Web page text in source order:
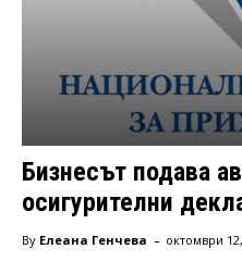
Бизнесът подава
осигурителни
By Елеана Генчева - октомври